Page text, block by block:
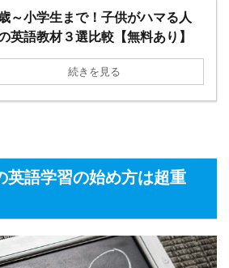
～小学生まで！子供がハマる人
英語教材３選比較【無料あり】
続きを見る
英語学習の始め方は超重